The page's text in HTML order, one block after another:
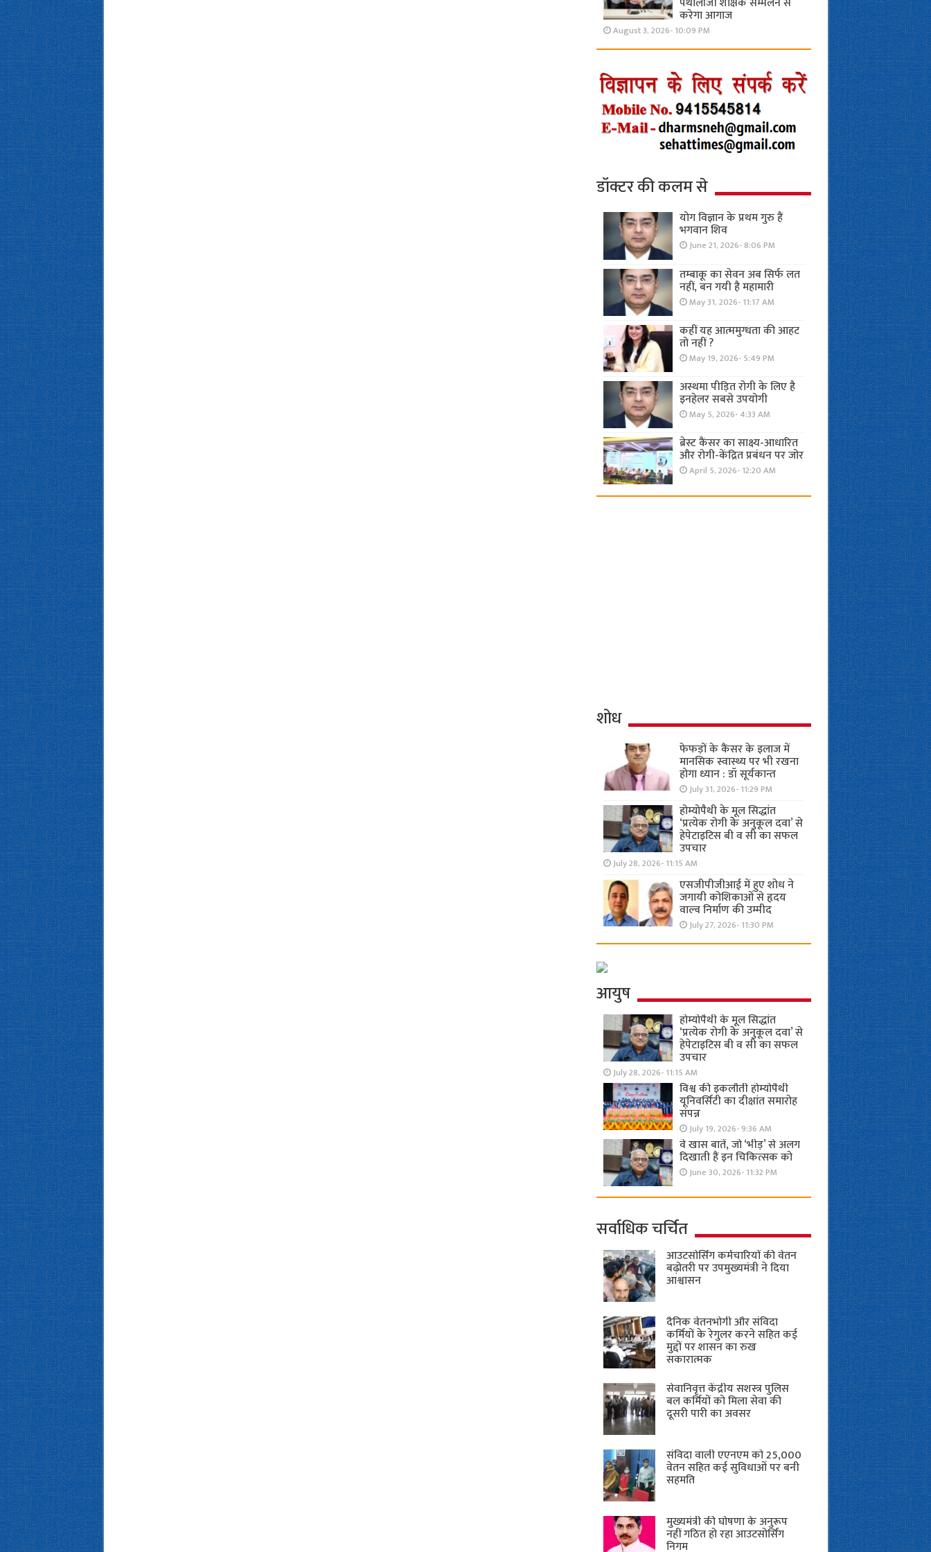
करेगा आगाज
August 3, 2026- 10:09 PM
डॉक्टर की कलम से
योग विज्ञान के प्रथम गुरु हैं
भगवान शिव
June 21, 2026- 8:06 PM
तम्बाकू का सेवन अब सिर्फ लत
नहीं, बन गयी है महामारी
May 31, 2026- 11:17 AM
कहीं यह आत्ममुग्धता की आहट
तो नहीं ?
May 19, 2026- 5:49 PM
अस्थमा पीड़ित रोगी के लिए है
इनहेलर सबसे उपयोगी
May 5, 2026- 4:33 AM
ब्रेस्ट कैंसर का साक्ष्य-आधारित
और रोगी-केंद्रित प्रबंधन पर जोर
April 5, 2026- 12:20 AM
शोध
फेफड़ों के कैंसर के इलाज में
मानसिक स्वास्थ्य पर भी रखना
होगा ध्यान : डॉ सूर्यकान्त
July 31, 2026- 11:29 PM
होम्योपैथी के मूल सिद्धांत
‘प्रत्येक रोगी केे अनुकूल दवा’ से
हेपेटाइटिस बी व सी का सफल
उपचार
July 28, 2026- 11:15 AM
एसजीपीजीआई में हुए शोध ने
जगायी कोशिकाओं से हृदय
वाल्व निर्माण की उम्मीद
July 27, 2026- 11:30 PM
आयुष
होम्योपैथी के मूल सिद्धांत
‘प्रत्येक रोगी केे अनुकूल दवा’ से
हेपेटाइटिस बी व सी का सफल
उपचार
July 28, 2026- 11:15 AM
विश्व की इकलौती होम्योपैथी
यूनिवर्सिटी का दीक्षांत समारोह
संपन्न
July 19, 2026- 9:36 AM
वे खास बातें, जो ‘भीड़’ से अलग
दिखाती हैं इन चिकित्सक को
June 30, 2026- 11:32 PM
सर्वाधिक चर्चित
आउटसोर्सिंग कर्मचारियों की वेतन
बढ़ोतरी पर उपमुख्यमंत्री ने दिया
आश्वासन
दैनिक वेतनभोगी और संविदा
कर्मियों के रेगुलर करने सहित कई
मुद्दों पर शासन का रुख
सकारात्मक
सेवानिवृत्त केंद्रीय सशस्त्र पुलिस
बल ​कर्मियों को मिला सेवा की
दूसरी पारी का अवसर
संविदा वाली एएनएम को 25,000
वेतन सहित कई सुविधाओं पर बनी
सहमति
मुख्यमंत्री की घोषणा के अनुरूप
नहीं गठित हो रहा आउटसोर्सिंग
निगम